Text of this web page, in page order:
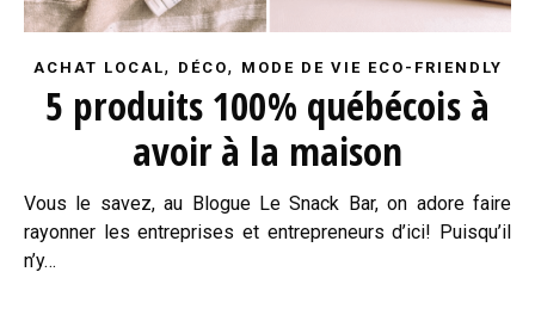
ACHAT LOCAL, DÉCO, MODE DE VIE ECO-FRIENDLY
5 produits 100% québécois à
avoir à la maison
Vous le savez, au Blogue Le Snack Bar, on adore faire
rayonner les entreprises et entrepreneurs d’ici! Puisqu’il
n’y…